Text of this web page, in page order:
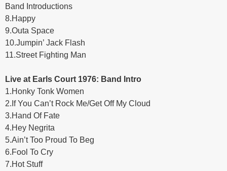
Band Introductions
8.Happy
9.Outa Space
10.Jumpin’ Jack Flash
11.Street Fighting Man
Live at Earls Court 1976: Band Intro
1.Honky Tonk Women
2.If You Can’t Rock Me/Get Off My Cloud
3.Hand Of Fate
4.Hey Negrita
5.Ain’t Too Proud To Beg
6.Fool To Cry
7.Hot Stuff